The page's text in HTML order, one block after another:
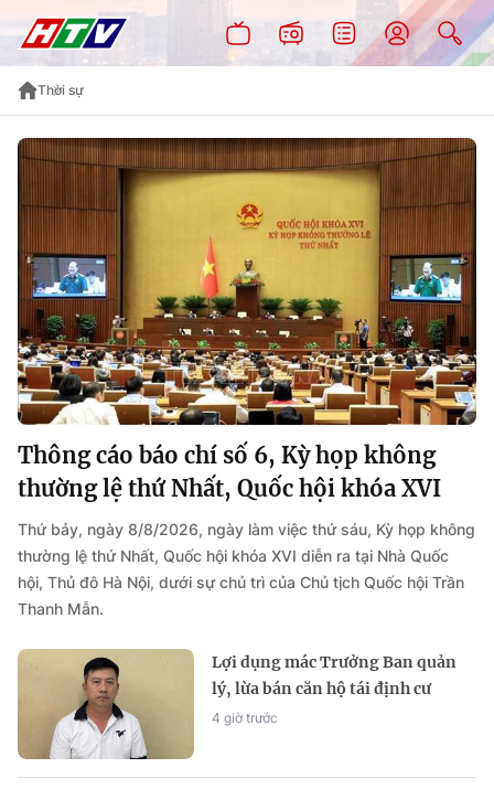
Thời sự
Thông cáo báo chí số 6, Kỳ họp không
thường lệ thứ Nhất, Quốc hội khóa XVI
Thứ bảy, ngày 8/8/2026, ngày làm việc thứ sáu, Kỳ họp không
thường lệ thứ Nhất, Quốc hội khóa XVI diễn ra tại Nhà Quốc
hội, Thủ đô Hà Nội, dưới sự chủ trì của Chủ tịch Quốc hội Trần
Thanh Mẫn.
Lợi dụng mác Trưởng Ban quản
lý, lừa bán căn hộ tái định cư
chiếm đoạt 2,1 tỷ đồng
4 giờ trước